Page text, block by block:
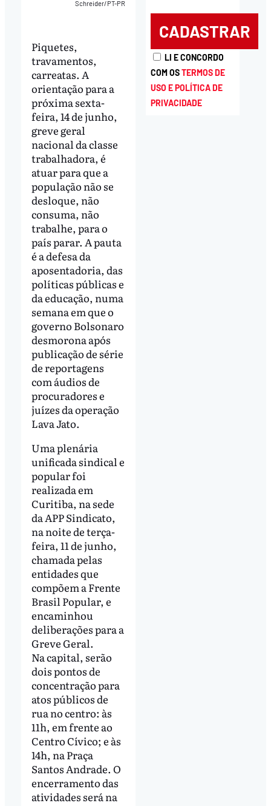
Schreider/PT-PR
Piquetes,
travamentos,
carreatas. A
orientação para a
próxima sexta-
feira, 14 de junho,
greve geral
nacional da classe
trabalhadora, é
atuar para que a
população não se
desloque, não
consuma, não
trabalhe, para o
país parar. A pauta
é a defesa da
aposentadoria, das
políticas públicas e
da educação, numa
semana em que o
governo Bolsonaro
desmorona após
publicação de série
de reportagens
com áudios de
procuradores e
juízes da operação
Lava Jato.
Uma plenária
unificada sindical e
popular foi
realizada em
Curitiba, na sede
da APP Sindicato,
na noite de terça-
feira, 11 de junho,
chamada pelas
entidades que
compõem a Frente
Brasil Popular, e
encaminhou
deliberações para a
Greve Geral.
Na capital, serão
dois pontos de
concentração para
atos públicos de
rua no centro: às
11h, em frente ao
Centro Cívico; e às
14h, na Praça
Santos Andrade. O
encerramento das
atividades será na
LI E CONCORDO
COM OSTERMOS DE
USO E POLÍTICA DE
PRIVACIDADE